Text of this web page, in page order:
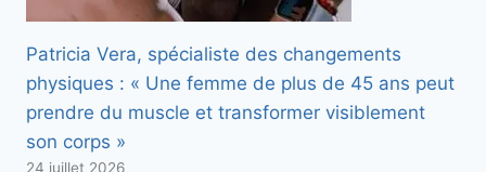
Patricia Vera, spécialiste des changements
physiques : « Une femme de plus de 45 ans peut
prendre du muscle et transformer visiblement
son corps »
24 juillet 2026